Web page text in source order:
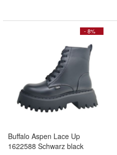
- 8%
Buffalo Aspen Lace Up
1622588 Schwarz black